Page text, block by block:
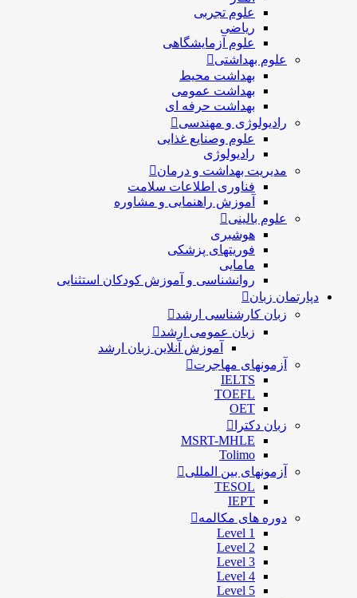
علوم تجربی
ریاضی
علوم آزمایشگاهی
علوم بهداشتی
بهداشت محیط
بهداشت عمومی
بهداشت حرفه ای
رادیولوژی و مهندسی
علوم وصنایع غذایی
رادیولوژی
مدیریت بهداشت و درمان
فناوری اطلاعات سلامت
آموزش راهنمایی و مشاوره
علوم بالینی
هوشبری
فوریتهای پزشکی
مامایی
روانشناسی و آموزش کودکان استثنایی
دپارتمان زبان
زبان کارشناسی ارشد
زبان عمومی ارشد
آموزش آنلاین زبان ارشد
آزمونهای مهاجرت
IELTS
TOEFL
OET
زبان دکترا
MSRT-MHLE
Tolimo
آزمونهای بین المللی
TESOL
IEPT
دوره های مکالمه
Level 1
Level 2
Level 3
Level 4
Level 5